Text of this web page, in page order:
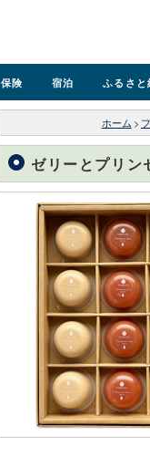
保険 宿泊 ふるさと
ホーム >
ゼリーとプリン